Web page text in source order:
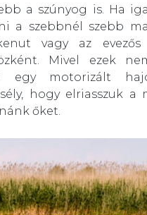
a szúnyog is. Ha
a szebbnél szebb
vagy az evezős
Mivel ezek
egy motorizált
hogy elriasszuk a
őket.